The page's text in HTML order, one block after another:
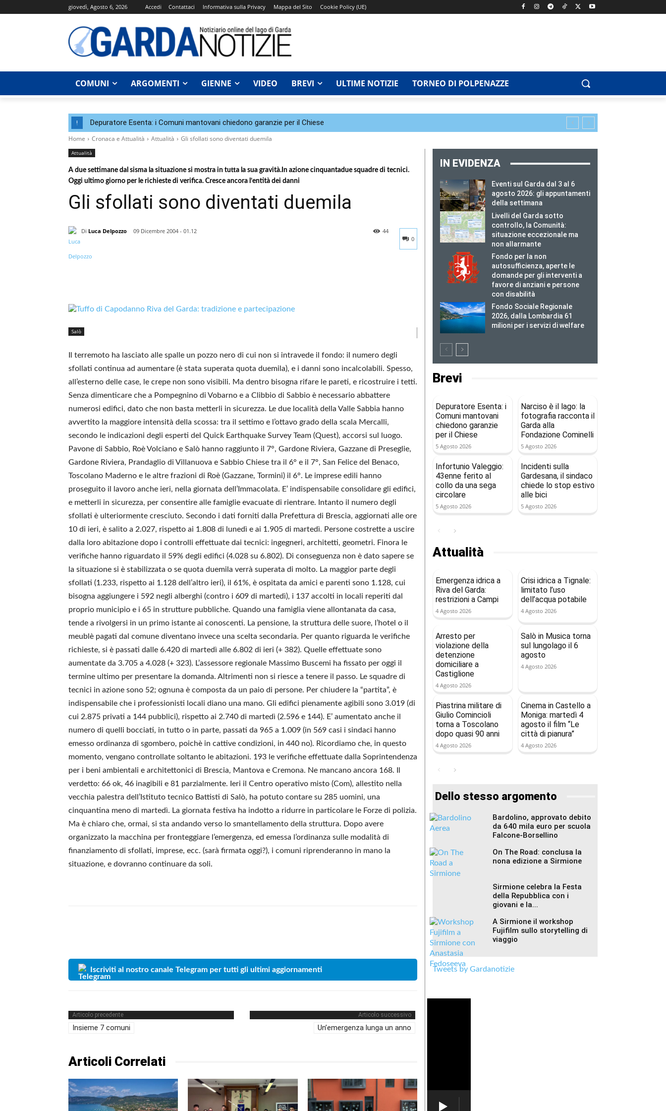
giovedì, Agosto 6, 2026 Accedi Contattaci Informativa sulla Privacy Mappa del Sito Cookie Policy (UE)
COMUNI ARGOMENTI GIENNE VIDEO BREVI ULTIME NOTIZIE TORNEO DI POLPENAZZE
! Depuratore Esenta: i Comuni mantovani chiedono garanzie per il Chiese
Home Cronaca e Attualità Attualità Gli sfollati sono diventati duemila
Attualità
A due settimane dal sisma la situazione si mostra in tutta la sua gravità.In azione cinquantadue squadre di tecnici.
Oggi ultimo giorno per le richieste di verifica. Cresce ancora l’entità dei danni
Gli sfollati sono diventati duemila
Di Luca Delpozzo
09 Dicembre 2004 - 01.12
0
44
Salò
Il terremoto ha lasciato alle spalle un pozzo nero di cui non si intravede il fondo: il numero degli
sfollati continua ad aumentare (è stata superata quota duemila), e i danni sono incalcolabili. Spesso,
all’esterno delle case, le crepe non sono visibili. Ma dentro bisogna rifare le pareti, e ricostruire i tetti.
Senza dimenticare che a Pompegnino di Vobarno e a Clibbio di Sabbio è necessario abbattere
numerosi edifici, dato che non basta metterli in sicurezza. Le due località della Valle Sabbia hanno
avvertito la maggiore intensità della scossa: tra il settimo e l’ottavo grado della scala Mercalli,
secondo le indicazioni degli esperti del Quick Earthquake Survey Team (Quest), accorsi sul luogo.
Pavone di Sabbio, Roè Volciano e Salò hanno raggiunto il 7°, Gardone Riviera, Gazzane di Preseglie,
Gardone Riviera, Prandaglio di Villanuova e Sabbio Chiese tra il 6° e il 7°, San Felice del Benaco,
Toscolano Maderno e le altre frazioni di Roè (Gazzane, Tormini) il 6°. Le imprese edili hanno
proseguito il lavoro anche ieri, nella giornata dell’Immacolata. E’ indispensabile consolidare gli edifici,
e metterli in sicurezza, per consentire alle famiglie evacuate di rientrare. Intanto il numero degli
sfollati è ulteriormente cresciuto. Secondo i dati forniti dalla Prefettura di Brescia, aggiornati alle ore
10 di ieri, è salito a 2.027, rispetto ai 1.808 di lunedì e ai 1.905 di martedì. Persone costrette a uscire
dalla loro abitazione dopo i controlli effettuate dai tecnici: ingegneri, architetti, geometri. Finora le
verifiche hanno riguardato il 59% degli edifici (4.028 su 6.802). Di conseguenza non è dato sapere se
la situazione si è stabilizzata o se quota duemila verrà superata di molto. La maggior parte degli
sfollati (1.233, rispetto ai 1.128 dell’altro ieri), il 61%, è ospitata da amici e parenti sono 1.128, cui
bisogna aggiungere i 592 negli alberghi (contro i 609 di martedì), i 137 accolti in locali reperiti dal
proprio municipio e i 65 in strutture pubbliche. Quando una famiglia viene allontanata da casa,
tende a rivolgersi in un primo istante ai conoscenti. La pensione, la struttura delle suore, l’hotel o il
meublè pagati dal comune diventano invece una scelta secondaria. Per quanto riguarda le verifiche
richieste, si è passati dalle 6.420 di martedì alle 6.802 di ieri (+ 382). Quelle effettuate sono
aumentate da 3.705 a 4.028 (+ 323). L’assessore regionale Massimo Buscemi ha fissato per oggi il
termine ultimo per presentare la domanda. Altrimenti non si riesce a tenere il passo. Le squadre di
tecnici in azione sono 52; ognuna è composta da un paio di persone. Per chiudere la “partita”, è
indispensabile che i professionisti locali diano una mano. Gli edifici pienamente agibili sono 3.019 (di
cui 2.875 privati a 144 pubblici), rispetto ai 2.740 di martedì (2.596 e 144). E’ aumentato anche il
numero di quelli bocciati, in tutto o in parte, passati da 965 a 1.009 (in 569 casi i sindaci hanno
emesso ordinanza di sgombero, poichè in cattive condizioni, in 440 no). Ricordiamo che, in questo
momento, vengano controllate soltanto le abitazioni. 193 le verifiche effettuate dalla Soprintendenza
per i beni ambientali e architettonici di Brescia, Mantova e Cremona. Ne mancano ancora 168. Il
verdetto: 66 ok, 46 inagibili e 81 parzialmente. Ieri il Centro operativo misto (Com), allestito nella
vecchia palestra dell’Istituto tecnico Battisti di Salò, ha potuto contare su 285 uomini, una
cinquantina meno di martedì. La giornata festiva ha indotto a ridurre in particolare le Forze di polizia.
Ma è chiaro che, ormai, si sta andando verso lo smantellamento della struttura. Dopo avere
organizzato la macchina per fronteggiare l’emergenza, ed emessa l’ordinanza sulle modalità di
finanziamento di sfollati, imprese, ecc. (sarà firmata oggi?), i comuni riprenderanno in mano la
situazione, e dovranno continuare da soli.
Iscriviti al nostro canale Telegram per tutti gli ultimi aggiornamenti
Articolo precedente
Insieme 7 comuni
Articolo successivo
Un’emergenza lunga un anno
Articoli Correlati
IN EVIDENZA
Eventi sul Garda dal 3 al 6
agosto 2026: gli appuntamenti
della settimana
Livelli del Garda sotto
controllo, la Comunità:
situazione eccezionale ma
non allarmante
Fondo per la non
autosufficienza, aperte le
domande per gli interventi a
favore di anziani e persone
con disabilità
Fondo Sociale Regionale
2026, dalla Lombardia 61
milioni per i servizi di welfare
Brevi
Depuratore Esenta: i
Comuni mantovani
chiedono garanzie
per il Chiese
5 Agosto 2026
Narciso è il lago: la
fotografia racconta il
Garda alla
Fondazione Cominelli
5 Agosto 2026
Infortunio Valeggio:
43enne ferito al
collo da una sega
circolare
5 Agosto 2026
Incidenti sulla
Gardesana, il sindaco
chiede lo stop estivo
alle bici
5 Agosto 2026
Attualità
Emergenza idrica a
Riva del Garda:
restrizioni a Campi
4 Agosto 2026
Crisi idrica a Tignale:
limitato l’uso
dell’acqua potabile
4 Agosto 2026
Arresto per
violazione della
detenzione
domiciliare a
Castiglione
4 Agosto 2026
Salò in Musica torna
sul lungolago il 6
agosto
4 Agosto 2026
Piastrina militare di
Giulio Comincioli
torna a Toscolano
dopo quasi 90 anni
4 Agosto 2026
Cinema in Castello a
Moniga: martedì 4
agosto il film “Le
città di pianura”
4 Agosto 2026
Dello stesso argomento
Bardolino, approvato debito
da 640 mila euro per scuola
Falcone-Borsellino
On The Road: conclusa la
nona edizione a Sirmione
Sirmione celebra la Festa
della Repubblica con i
giovani e la...
A Sirmione il workshop
Fujifilm sullo storytelling di
viaggio
Tweets by Gardanotizie